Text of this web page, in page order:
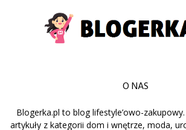
O NAS
Blogerka.pl to blog lifestyle’owo-
artykuły z kategorii dom i wnętrze, moda,